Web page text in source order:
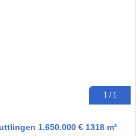
1 / 1
1.650.000 € 1318 m²